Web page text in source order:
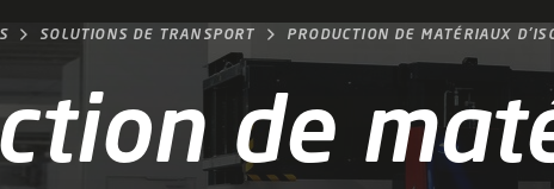
SOLUTIONS DE TRANSPORT PRODUCTION DE MATÉRIAUX
de